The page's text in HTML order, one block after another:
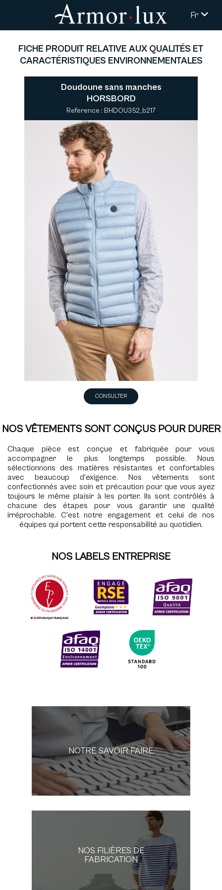
Fr
FICHE PRODUIT RELATIVE AUX QUALITÉS ET
CARACTÉRISTIQUES ENVIRONNEMENTALES
Doudoune sans manches
HORSBORD
Reference : BHDOU352_b217
CONSULTER
NOS VÊTEMENTS SONT CONÇUS POUR DURER
Chaque pièce est conçue et fabriquée pour vous
accompagner le plus longtemps possible. Nous
sélectionnons des matières résistantes et confortables
avec beaucoup d'exigence. Nos vêtements sont
confectionnés avec soin et précaution pour que vous ayez
toujours le même plaisir à les porter. Ils sont contrôlés à
chacune des étapes pour vous garantir une qualité
irréprochable. C'est notre engagement et celui de nos
équipes qui portent cette responsabilité au quotidien.
NOS LABELS ENTREPRISE
NOTRE SAVOIR FAIRE
NOS FILIÈRES DE
FABRICATION